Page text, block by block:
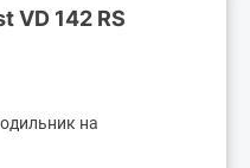
VD 142 RS
на